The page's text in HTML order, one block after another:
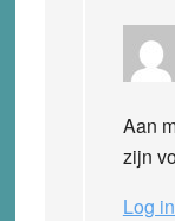
Aan
zijn
Log